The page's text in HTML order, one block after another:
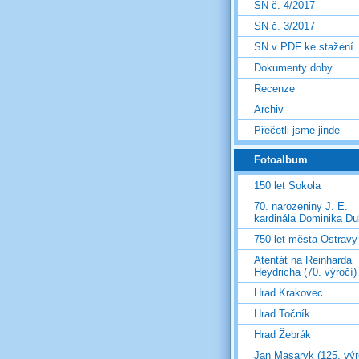
SN č. 4/2017
SN č. 3/2017
SN v PDF ke stažení
Dokumenty doby
Recenze
Archiv
Přečetli jsme jinde
Fotoalbum
150 let Sokola
70. narozeniny J. E.
kardinála Dominika
750 let města Ostravy
Atentát na Reinharda
Heydricha (70. výročí)
Hrad Krakovec
Hrad Točník
Hrad Žebrák
Jan Masaryk (125.